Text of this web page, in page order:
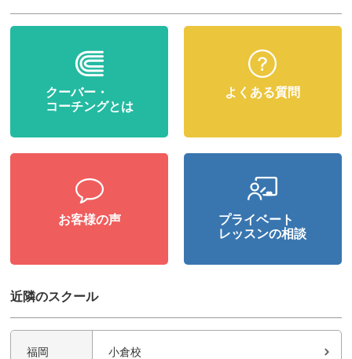
クーバー・
コーチングとは
よくある質問
お客様の声
プライベート
レッスンの相談
近隣のスクール
福岡 小倉校